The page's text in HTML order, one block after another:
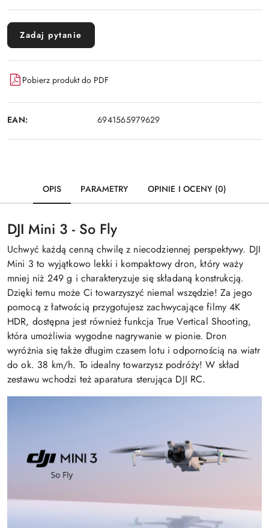
Zadaj pytanie
Pobierz produkt do PDF
EAN: 6941565979629
OPIS PARAMETRY OPINIE I OCENY (0)
DJI Mini 3 - So Fly
Uchwyć każdą cenną chwilę z niecodziennej perspektywy. DJI
Mini 3 to wyjątkowo lekki i kompaktowy dron, który waży
mniej niż 249 g i charakteryzuje się składaną konstrukcją.
Dzięki temu może Ci towarzyszyć niemal wszędzie! Za jego
pomocą z łatwością przygotujesz zachwycające filmy 4K
HDR, dostępna jest również funkcja True Vertical Shooting,
która umożliwia wygodne nagrywanie w pionie. Dron
wyróżnia się także długim czasem lotu i odpornością na wiatr
do ok. 38 km/h. To idealny towarzysz podróży! W skład
zestawu wchodzi też aparatura sterująca DJI RC.